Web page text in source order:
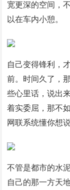
宽更深的空间，
以在车内小憩。
自己变得锋利，
前。时间久了，
些心里话，说出
着实委屈，那不
网联系统懂你想
不管是都市的水
自己的那一方天